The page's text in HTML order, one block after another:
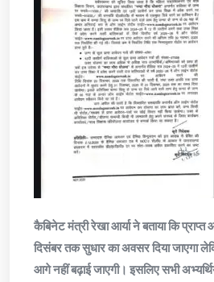
कैबिनेट मंत्री रेखा आर्या ने बताया कि
दिसंबर तक सुधार का अवसर दिया जाएगा
आगे नहीं बढ़ाई जाएगी। इसलिए सभी